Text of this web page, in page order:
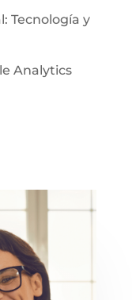
Tecnología y
Analytics